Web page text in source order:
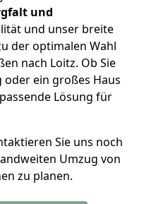
und
und unser breite
der optimalen Wahl
nach Loitz. Ob Sie
ein großes Haus
Lösung für
Sie uns noch
Umzug von
zu planen.